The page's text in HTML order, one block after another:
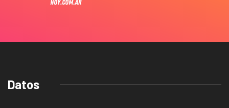
Datos